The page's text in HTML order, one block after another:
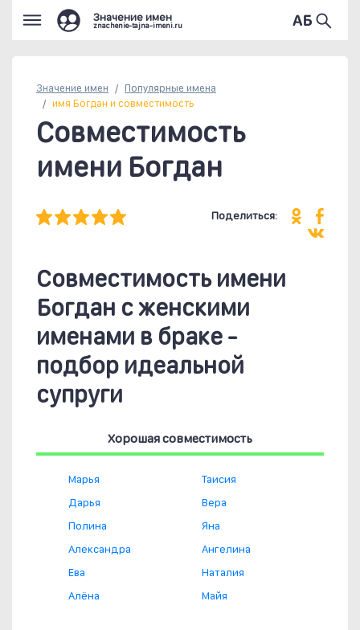
Значение имен
znachenie-tajna-imeni.ru
Значение имен Популярные имена
имя Богдан и совместимость
Совместимость
имени Богдан
Поделиться:
Совместимость имени
Богдан c женскими
именами в браке -
подбор идеальной
супруги
Хорошая совместимость
Марья
Дарья
Полина
Александра
Ева
Алёна
Таисия
Вера
Яна
Ангелина
Наталия
Майя